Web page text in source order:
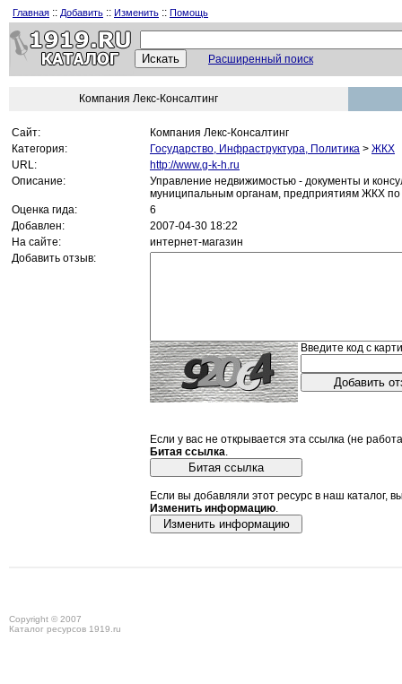
Главная :: Добавить :: Изменить :: Помощь
Расширенный поиск
Компания Лекс-Консалтинг
Сайт:
Компания Лекс-Консалтинг
Категория:
Государство, Инфраструктура, Политика > ЖКХ
URL:
http://www.g-k-h.ru
Описание:
Управление недвижимостью - документы и
муниципальным органам, предприятиям ЖКХ
Оценка гида:
6
Добавлен:
2007-04-30 18:22
На сайте:
интернет-магазин
Добавить отзыв:
Введите код с
Если у вас не открывается эта ссылка (не
Битая ссылка.
Если вы добавляли этот ресурс в наш каталог,
Изменить информацию.
Copyright © 2007
Каталог ресурсов 1919.ru